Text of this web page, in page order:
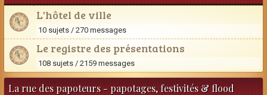
L'hôtel de ville
10 sujets / 270 messages
Le registre des présentations
108 sujets / 2159 messages
La rue des papoteurs - papotages, festivités & flood